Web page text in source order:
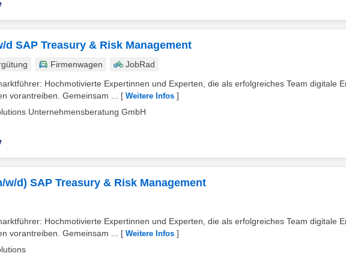
SAP Treasury & Risk Management
Firmenwagen
JobRad
Hochmotivierte Expertinnen und Experten, die als erfolgreiches Team digitale
vorantreiben. Gemeinsam ...
[ Weitere Infos ]
Unternehmensberatung GmbH
d) SAP Treasury & Risk Management
Hochmotivierte Expertinnen und Experten, die als erfolgreiches Team digitale
vorantreiben. Gemeinsam ...
[ Weitere Infos ]